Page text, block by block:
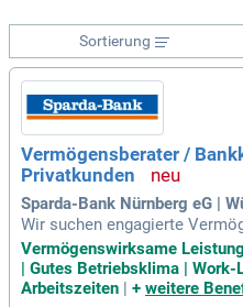
Sortierung
Vermögensberater /
Privatkunden
Sparda-Bank Nürnberg eG |
Wir suchen engagierte
(m/w/d) zur Verstärkung
ft in Nürnberg, Fürth,
taufgabe liegt in der
Vermögenswirksame
| Gutes Betriebsklima |
Arbeitszeiten | + weitere